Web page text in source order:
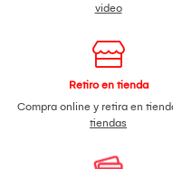
video
Retiro en tienda
Compra online y retira en
tiendas